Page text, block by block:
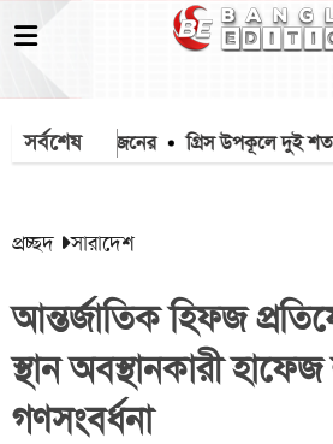
সর্বশেষ
প্রাণ গেল ৭ জনের গ্রিস উপকূলে দুই
প্রচ্ছদ সারাদেশ
আন্তর্জাতিক হিফজ
স্থান অবস্থানকারী
গণসংবর্ধনা